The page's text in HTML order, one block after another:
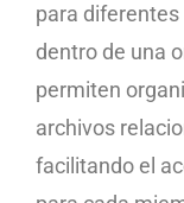
para
dentro de una
permiten
archivos
facilitando el